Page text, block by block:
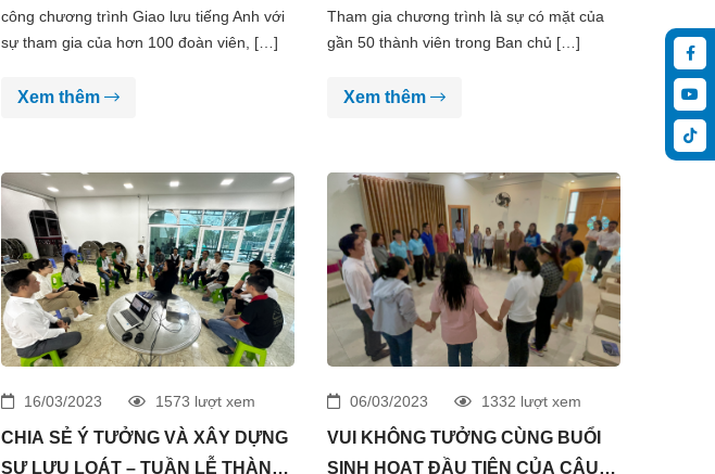
công chương trình Giao lưu tiếng Anh với
sự tham gia của hơn 100 đoàn viên, […]
Xem thêm
Tham gia chương trình là sự có mặt của
gần 50 thành viên trong Ban chủ […]
Xem thêm
16/03/2023 1573 lượt xem
CHIA SẺ Ý TƯỞNG VÀ XÂY DỰNG
SỰ LƯU LOÁT – TUẦN LỄ THÀNH
06/03/2023 1332 lượt xem
VUI KHÔNG TƯỞNG CÙNG BUỔI
SINH HOẠT ĐẦU TIÊN CỦA CÂU